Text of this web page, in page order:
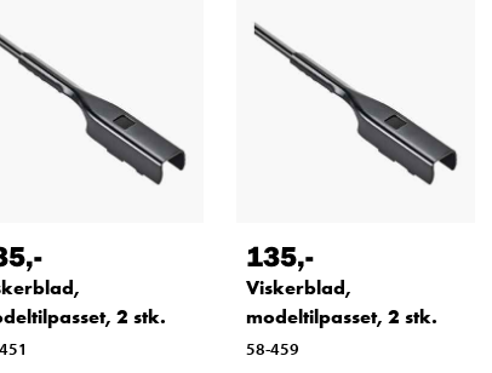
,-
2 stk.
135,-
Viskerblad,
modeltilpasset, 2 stk.
58-459